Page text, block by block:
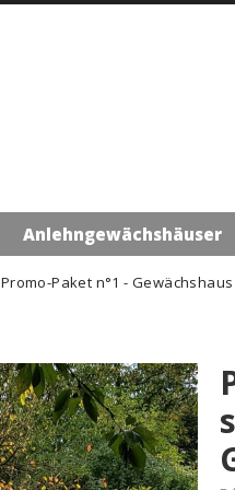
Anlehngewächshäuser
Promo-Paket n°1 -